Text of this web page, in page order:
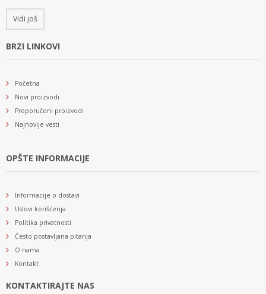
Vidi još
BRZI LINKOVI
Početna
Novi proizvodi
Preporučeni proizvodi
Najnovije vesti
OPŠTE INFORMACIJE
Informacije o dostavi
Uslovi korišćenja
Politika privatnosti
Često postavljana pitanja
O nama
Kontakt
KONTAKTIRAJTE NAS